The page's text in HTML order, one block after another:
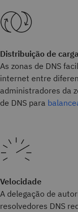
Distribuição de
As zonas de DNS
internet entre
administradores da
de DNS para
Velocidade
A delegação de
resolvedores DNS